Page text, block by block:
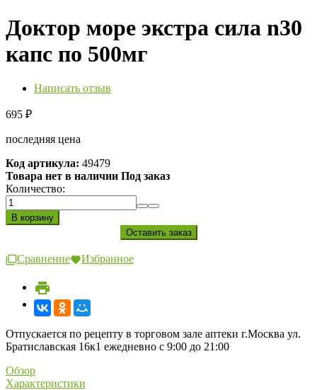
Доктор море экстра сила n30
капс по 500мг
Написать отзыв
695 ₽
последняя цена
Код артикула: 49479
Товара нет в наличии Под заказ
Количество:
Сравнение Избранное
Отпускается по рецепту в торговом зале аптеки г.Москва ул.
Братиславская 16к1 ежедневно с 9:00 до 21:00
Обзор
Характеристики